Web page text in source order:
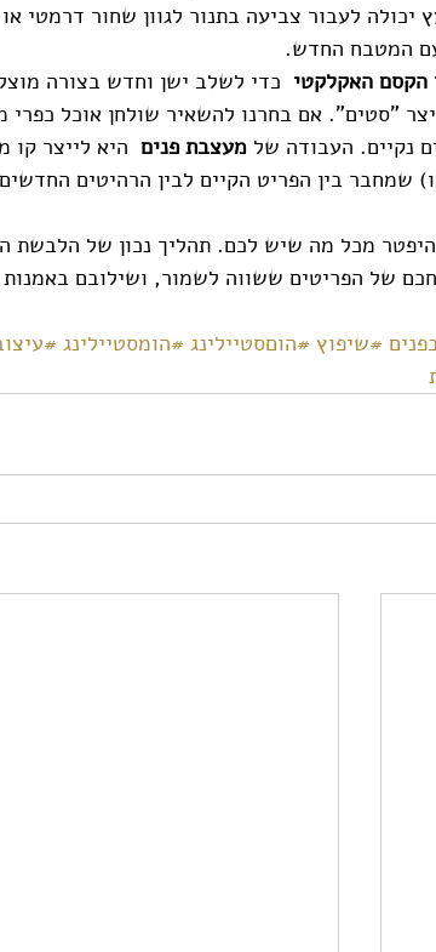
יכולה לעבור צביעה בתנור לגוון שחור
המטבח החדש.
כדי לשלב ישן וחדש בצורה
"סטים". אם בחרנו להשאיר שולחן אוכל כפרי
נקיים. העבודה של מעצבת פנים היא לייצר קו
שמחבר בין הפריט הקיים לבין הרהיטים
מכל מה שיש לכם. תהליך נכון של הלבשת
#שיפוץ #הוםסטיילינג #הומסטיילינג